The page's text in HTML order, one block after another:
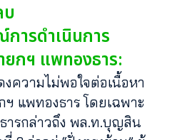
ารดำเนินการ
กฯ แพทองธาร:
ความไม่พอใจต่อเนื้อหา
แพทองธาร โดยเฉพาะ
ารกล่าวถึง พล.ท.บุญสิน